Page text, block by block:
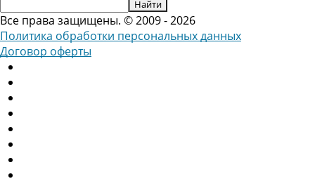
Все права защищены. © 2009 - 2026
Политика обработки персональных данных
Договор оферты